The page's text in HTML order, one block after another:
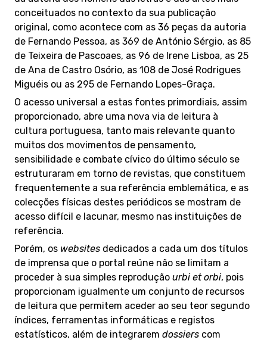
conceituados no contexto da sua publicação
original, como acontece com as 36 peças da autoria
de Fernando Pessoa, as 369 de António Sérgio, as 85
de Teixeira de Pascoaes, as 96 de Irene Lisboa, as 25
de Ana de Castro Osório, as 108 de José Rodrigues
Miguéis ou as 295 de Fernando Lopes-Graça.
O acesso universal a estas fontes primordiais, assim
proporcionado, abre uma nova via de leitura à
cultura portuguesa, tanto mais relevante quanto
muitos dos movimentos de pensamento,
sensibilidade e combate cívico do último século se
estruturaram em torno de revistas, que constituem
frequentemente a sua referência emblemática, e as
colecções físicas destes periódicos se mostram de
acesso difícil e lacunar, mesmo nas instituições de
referência.
Porém, os websites dedicados a cada um dos títulos
de imprensa que o portal reúne não se limitam a
proceder à sua simples reprodução urbi et orbi, pois
proporcionam igualmente um conjunto de recursos
de leitura que permitem aceder ao seu teor segundo
índices, ferramentas informáticas e registos
estatísticos, além de integrarem dossiers com